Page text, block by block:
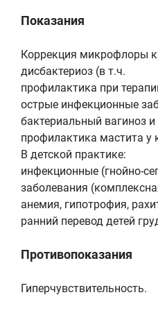
Показания
Коррекция микрофлоры
дисбактериоз (в т.ч.
профилактика при
острые инфекционные
бактериальный вагиноз и
профилактика мастита у
В детской практике:
инфекционные (гнойно-
заболевания
анемия, гипотрофия,
ранний перевод детей
Противопоказания
Гиперчувствительность.